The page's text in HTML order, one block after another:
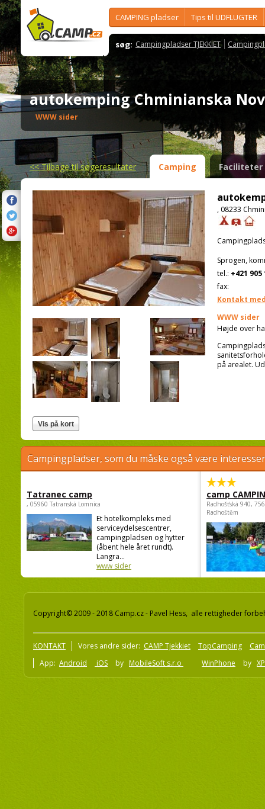
CAMPING pladser Tips til UDFLUGTER
søg: Campingpladser TJEKKIET
autokemping Chminianska
WWW sider
<<Tilbage til søgeresultater Camping Faciliteter
, 08233
Sprogen,
tel.: +421 905
fax:
Kontakt
WWW sider
Højde over
på arealet.
Campingpladser, som du måske også være
Tatranec camp
, 05960 Tatranská Lomnica
Et hotelkompleks med
serviceydelsescentrer,
campingpladsen og hytter
(åbent hele året rundt).
Langra...
www sider
camp
Radhošťská 940,
Radhoštěm
Copyright© 2009 - 2018 Camp.cz - Pavel Hess, alle rettigheder
KONTAKT Vores andre sider: CAMP Tjekkiet TopCamping
App: Android iOS by MobileSoft s.r.o WinPhone by